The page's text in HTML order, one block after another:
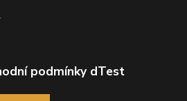
podmínky dTest